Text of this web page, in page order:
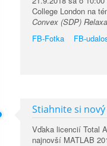
College London na
Convex (SDP)
FB-Fotka
FB-
Stiahnite si nový
Vďaka licencií Total
najnovší MATLAB